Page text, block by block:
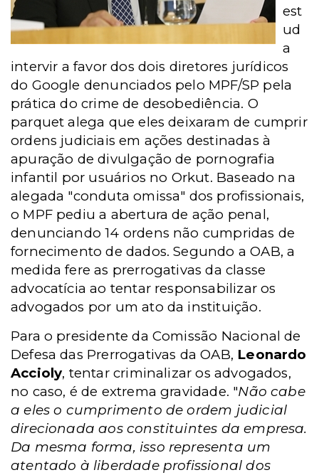
est
ud
a
intervir a favor dos dois diretores jurídicos
do Google denunciados pelo MPF/SP pela
prática do crime de desobediência. O
parquet alega que eles deixaram de cumprir
ordens judiciais em ações destinadas à
apuração de divulgação de pornografia
infantil por usuários no Orkut. Baseado na
alegada "conduta omissa" dos profissionais,
o MPF pediu a abertura de ação penal,
denunciando 14 ordens não cumpridas de
fornecimento de dados. Segundo a OAB, a
medida fere as prerrogativas da classe
advocatícia ao tentar responsabilizar os
advogados por um ato da instituição.
Para o presidente da Comissão Nacional de
Defesa das Prerrogativas da OAB, Leonardo
Accioly, tentar criminalizar os advogados,
no caso, é de extrema gravidade. "Não cabe
a eles o cumprimento de ordem judicial
direcionada aos constituintes da empresa.
Da mesma forma, isso representa um
atentado à liberdade profissional dos